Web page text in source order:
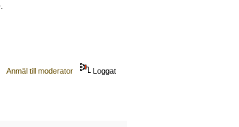
Anmäl till moderator Loggat